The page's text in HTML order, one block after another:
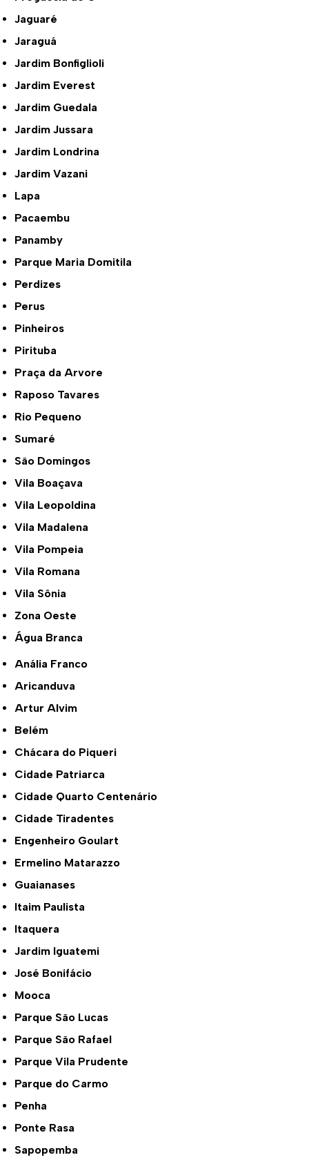
Jaguaré
Jaraguá
Jardim Bonfiglioli
Jardim Everest
Jardim Guedala
Jardim Jussara
Jardim Londrina
Jardim Vazani
Lapa
Pacaembu
Panamby
Parque Maria Domitila
Perdizes
Perus
Pinheiros
Pirituba
Praça da Arvore
Raposo Tavares
Rio Pequeno
Sumaré
São Domingos
Vila Boaçava
Vila Leopoldina
Vila Madalena
Vila Pompeia
Vila Romana
Vila Sônia
Zona Oeste
Água Branca
Anália Franco
Aricanduva
Artur Alvim
Belém
Chácara do Piqueri
Cidade Patriarca
Cidade Quarto Centenário
Cidade Tiradentes
Engenheiro Goulart
Ermelino Matarazzo
Guaianases
Itaim Paulista
Itaquera
Jardim Iguatemi
José Bonifácio
Mooca
Parque São Lucas
Parque São Rafael
Parque Vila Prudente
Parque do Carmo
Penha
Ponte Rasa
Sapopemba